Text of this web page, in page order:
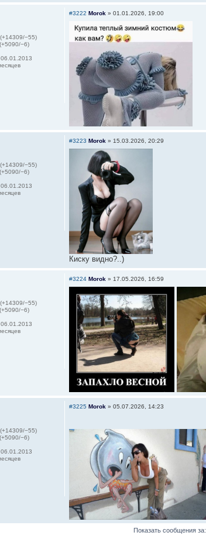
−55)
−6)
06.01.2013
сообщение
#3222 Morok » 01.01.2026, 19:00
−55)
−6)
06.01.2013
сообщение
#3223 Morok » 15.03.2026, 20:29
Киску видно?..)
−55)
−6)
06.01.2013
сообщение
#3224 Morok » 17.05.2026, 16:59
−55)
−6)
06.01.2013
сообщение
#3225 Morok » 05.07.2026, 14:23
Показать сообщения за: